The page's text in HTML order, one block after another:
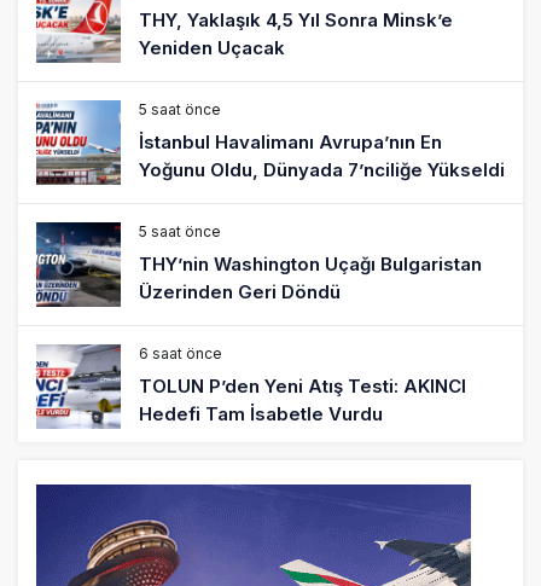
THY, Yaklaşık 4,5 Yıl Sonra Minsk’e
Yeniden Uçacak
5 saat önce
İstanbul Havalimanı Avrupa’nın En
Yoğunu Oldu, Dünyada 7’nciliğe Yükseldi
5 saat önce
THY’nin Washington Uçağı Bulgaristan
Üzerinden Geri Döndü
6 saat önce
TOLUN P’den Yeni Atış Testi: AKINCI
Hedefi Tam İsabetle Vurdu
Türkiye’nin Milli Motor Projelerinde Yeni
Dönem: TEI TEKNOLOJİ Kuruldu